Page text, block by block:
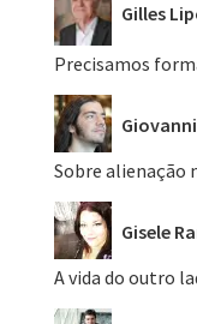
Gilles
Precisamos
Sobre alienação
Gisele
A vida do outro